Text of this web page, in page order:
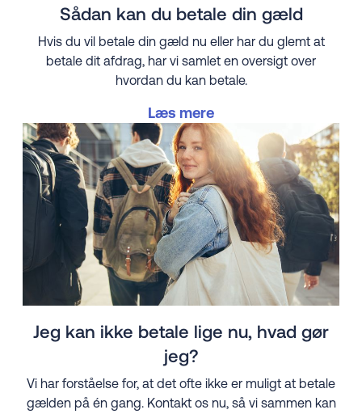
Sådan kan du betale din gæld
Hvis du vil betale din gæld nu eller har du glemt at
betale dit afdrag, har vi samlet en oversigt over
hvordan du kan betale.
Læs mere
Jeg kan ikke betale lige nu, hvad gør
jeg?
Vi har forståelse for, at det ofte ikke er muligt at betale
gælden på én gang. Kontakt os nu, så vi sammen kan